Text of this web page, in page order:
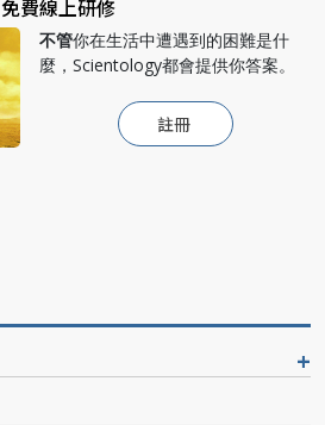
免費線上研修
不管你在生活中遭遇到的困難是什
麼，Scientology都會提供你答案。
註冊